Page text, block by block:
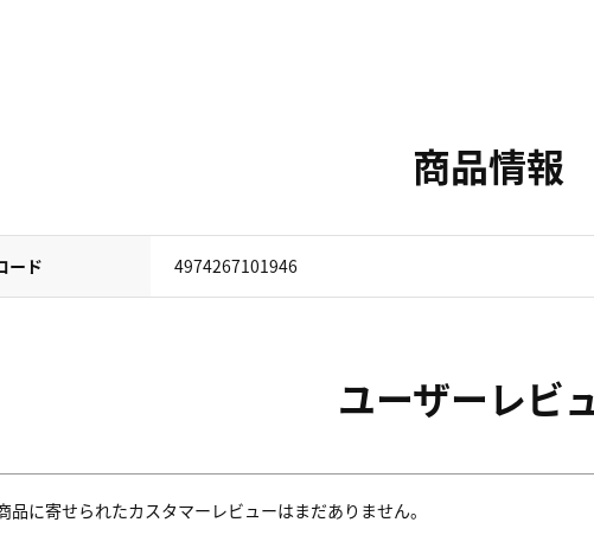
商品情報
ード 4974267101946
ユーザーレビ
品に寄せられたカスタマーレビューはまだありません。